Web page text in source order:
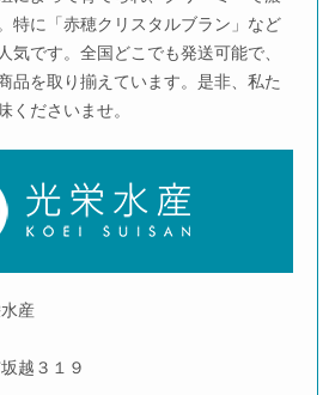
特に「赤穂クリスタルブラン」など
気です。全国どこでも発送可能で、
品を取り揃えています。是非、私た
くださいませ。
産
越３１９